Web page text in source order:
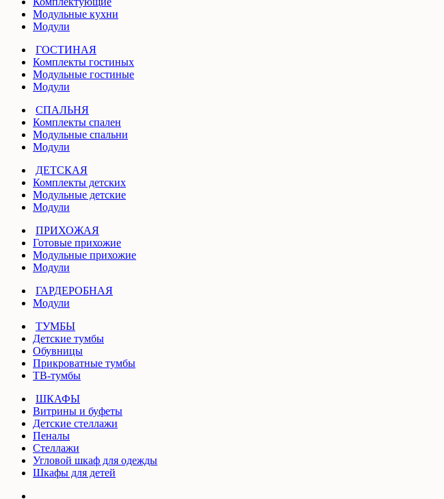
Модульные кухни
Модули
ГОСТИНАЯ
Комплекты гостиных
Модульные гостиные
Модули
СПАЛЬНЯ
Комплекты спален
Модульные спальни
Модули
ДЕТСКАЯ
Комплекты детских
Модульные детские
Модули
ПРИХОЖАЯ
Готовые прихожие
Модульные прихожие
Модули
ГАРДЕРОБНАЯ
Модули
ТУМБЫ
Детские тумбы
Обувницы
Прикроватные тумбы
ТВ-тумбы
ШКАФЫ
Витрины и буфеты
Детские стеллажи
Пеналы
Стеллажи
Угловой шкаф для одежды
Шкафы для детей